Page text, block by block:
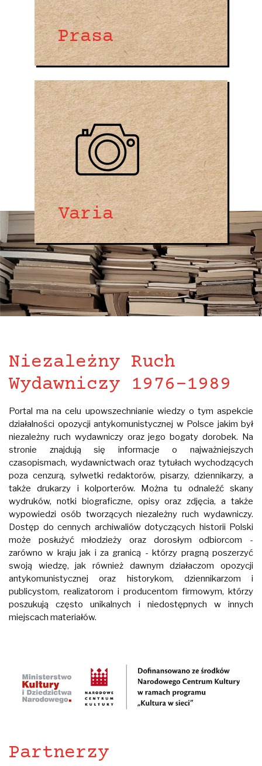
Prasa
Varia
Niezależny Ruch
Wydawniczy 1976-1989
Portal ma na celu upowszechnianie wiedzy o tym aspekcie
działalności opozycji antykomunistycznej w Polsce jakim był
niezależny ruch wydawniczy oraz jego bogaty dorobek. Na
stronie znajdują się informacje o najważniejszych
czasopismach, wydawnictwach oraz tytułach wychodzących
poza cenzurą, sylwetki redaktorów, pisarzy, dziennikarzy, a
także drukarzy i kolporterów. Można tu odnaleźć skany
wydruków, notki biograficzne, opisy oraz zdjęcia, a także
wypowiedzi osób tworzących niezależny ruch wydawniczy.
Dostęp do cennych archiwaliów dotyczących historii Polski
może posłużyć młodzieży oraz dorosłym odbiorcom -
zarówno w kraju jak i za granicą - którzy pragną poszerzyć
swoją wiedzę, jak również dawnym działaczom opozycji
antykomunistycznej oraz historykom, dziennikarzom i
publicystom, realizatorom i producentom firmowym, którzy
poszukują często unikalnych i niedostępnych w innych
miejscach materiałów.
Partnerzy